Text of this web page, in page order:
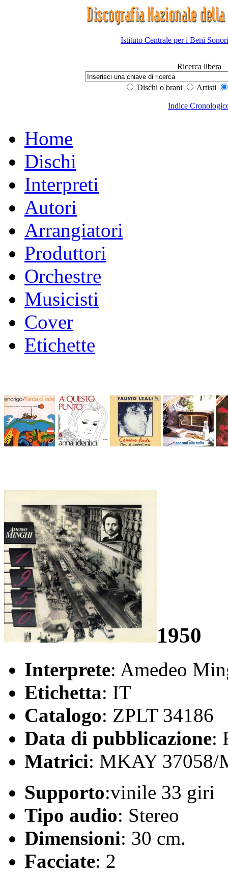
Istituto Centrale per i Beni
Ricerca libera
Dischi o brani Artisti
Indice
Home
Dischi
Interpreti
Autori
Arrangiatori
Produttori
Orchestre
Musicisti
Cover
Etichette
1950
Interprete: Amedeo
Etichetta: IT
Catalogo: ZPLT 34186
Data di pubblicazione:
Matrici: MKAY 37058/
Supporto:vinile 33 giri
Tipo audio: Stereo
Dimensioni: 30 cm.
Facciate: 2